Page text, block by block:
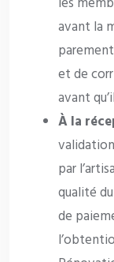
avant la
et de
avant
À la
par
qualité
de